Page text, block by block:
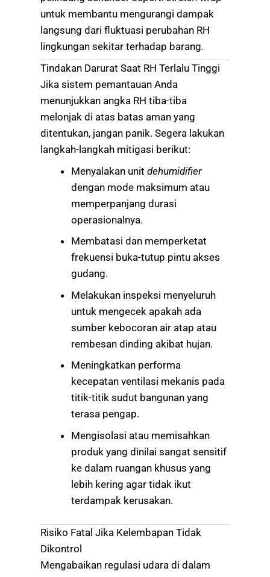
untuk membantu mengurangi dampak
langsung dari fluktuasi perubahan RH
lingkungan sekitar terhadap barang.
Tindakan Darurat Saat RH Terlalu Tinggi
Jika sistem pemantauan Anda
menunjukkan angka RH tiba-tiba
melonjak di atas batas aman yang
ditentukan, jangan panik. Segera lakukan
langkah-langkah mitigasi berikut:
Menyalakan unit dehumidifier
dengan mode maksimum atau
memperpanjang durasi
operasionalnya.
Membatasi dan memperketat
frekuensi buka-tutup pintu akses
gudang.
Melakukan inspeksi menyeluruh
untuk mengecek apakah ada
sumber kebocoran air atap atau
rembesan dinding akibat hujan.
Meningkatkan performa
kecepatan ventilasi mekanis pada
titik-titik sudut bangunan yang
terasa pengap.
Mengisolasi atau memisahkan
produk yang dinilai sangat sensitif
ke dalam ruangan khusus yang
lebih kering agar tidak ikut
terdampak kerusakan.
Risiko Fatal Jika Kelembapan Tidak
Dikontrol
Mengabaikan regulasi udara di dalam